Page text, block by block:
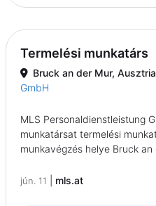
Termelési munkatárs
Bruck an der Mur, Ausztria
GmbH
MLS Personaldienstleistung
munkatársat termelési
munkavégzés helye Bruck an
jún. 11 mls.at